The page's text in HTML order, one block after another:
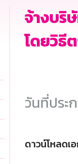
จ้างบริ
โดยวิธี
วันที่ประ
ดาวน์โหลดเ